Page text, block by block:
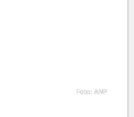
Foto: ANP